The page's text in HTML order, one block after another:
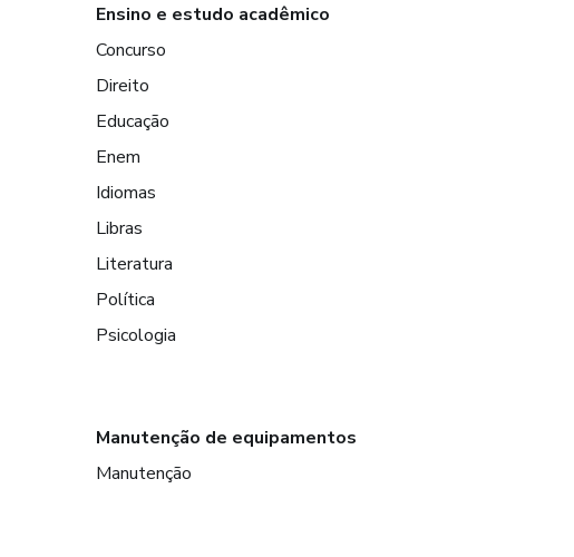
Ensino e estudo acadêmico
Concurso
Direito
Educação
Enem
Idiomas
Libras
Literatura
Política
Psicologia
Manutenção de equipamentos
Manutenção